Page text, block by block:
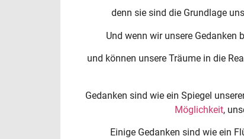
denn sie sind die Grundlage
Und wenn wir unsere Gedanken
und können unsere Träume in die
Gedanken sind wie ein Spiegel
Möglichkeit,
Einige Gedanken sind wie ein